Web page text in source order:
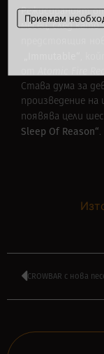
Приемам
Режисираният
месец, след като
Става дума за
произведение
появява цели
Sleep Of Reason“.